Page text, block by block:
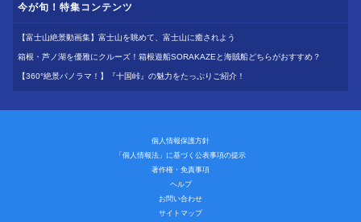
今が旬！特集コンテンツ
【富士山絶景動画集】富士山を眺めて、富士山に癒されよう
箱根・芦ノ湖を優雅にクルーズ！箱根遊船SORAKAZEと海賊船どちらがおすすめ？
【360°絶景パノラマ！】『十国峠』の魅力をたっぷりご紹介！
個人情報保護方針
「個人情報法」に基づく公表事項の提示
著作権・免責事項
ヘルプ
お問い合わせ
サイトマップ